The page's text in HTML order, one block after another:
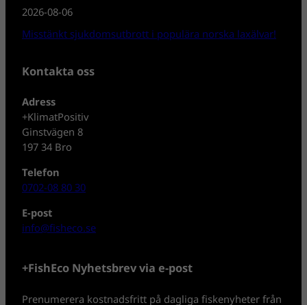
2026-08-06
Misstänkt sjukdomsutbrott i populära norska laxälvar!
Kontakta oss
Adress
+KlimatPositiv
Ginstvägen 8
197 34 Bro
Telefon
0702-08 80 30
E-post
info@fisheco.se
+FishEco Nyhetsbrev via e-post
Prenumerera kostnadsfritt på dagliga fiskenyheter från